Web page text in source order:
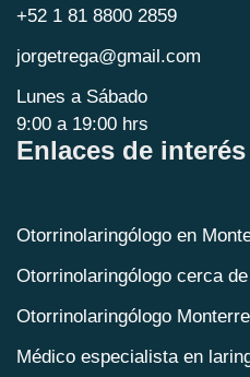
+52 1 81 8800 2859
jorgetrega@gmail.com
Lunes a Sábado
9:00 a 19:00 hrs
Enlaces de interés
Otorrinolaringólogo en
Otorrinolaringólogo cerca
Otorrinolaringólogo
Médico especialista en